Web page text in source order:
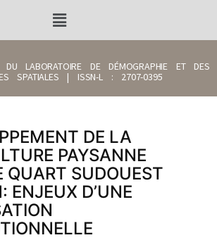
LABORATOIRE DE DÉMOGRAPHIE ET DES
SPATIALES | ISSN-L : 2707-0395
DE LA
PAYSANNE
QUART SUDOUEST
ENJEUX D’UNE